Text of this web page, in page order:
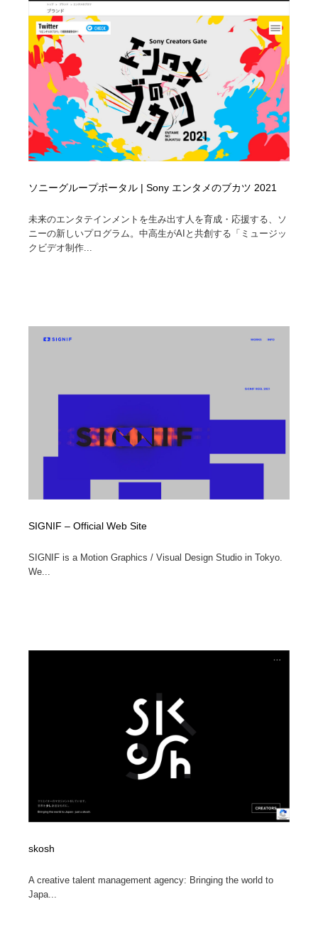
ソニーグループポータル | Sony エンタメのブカツ 2021
未来のエンタテインメントを生み出す人を育成・応援する、ソ
ニーの新しいプログラム。中高生がAIと共創する「ミュージッ
クビデオ制作...
SIGNIF – Official Web Site
SIGNIF is a Motion Graphics / Visual Design Studio in Tokyo.
We...
skosh
A creative talent management agency: Bringing the world to
Japa...